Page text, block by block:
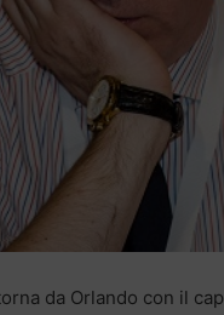
da Orlando con il